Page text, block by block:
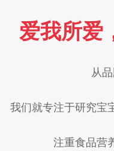
爱我所爱
从
我们就专注于研究宝
注重食品营